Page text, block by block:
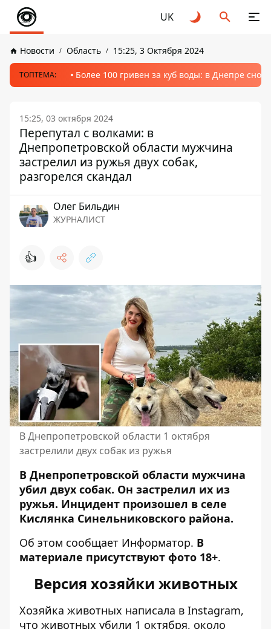
UK
Новости Область 15:25, 3 Октября 2024
ТОПТЕМА: Более 100 гривен за куб воды: в Днепре
15:25, 03 октября 2024
Перепутал с волками: в
Днепропетровской области мужчина
застрелил из ружья двух собак,
разгорелся скандал
Олег Бильдин
ЖУРНАЛИСТ
👍
В Днепропетровской области 1 октября
застрелили двух собак из ружья
В Днепропетровской области мужчина
убил двух собак. Он застрелил их из
ружья. Инцидент произошел в селе
Кислянка Синельниковского района.
Об этом сообщает Информатор. В
материале присутствуют фото 18+.
Версия хозяйки животных
Хозяйка животных написала в Instagram,
что животных убили 1 октября, около